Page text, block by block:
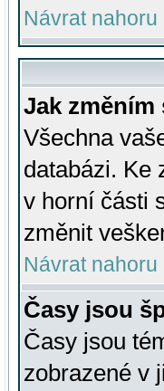
Návrat nahoru
Jak změním
Všechna
databázi. Ke
v horní části
změnit
Návrat nahoru
Časy jsou
Časy jsou
zobrazené v